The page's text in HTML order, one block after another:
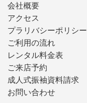
会社概要
アクセス
プラリバシーポリシー
ご利用の流れ
レンタル料金表
ご来店予約
成人式振袖資料請求
お問い合わせ